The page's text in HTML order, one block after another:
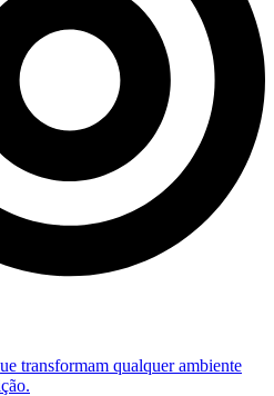
transformam qualquer ambiente